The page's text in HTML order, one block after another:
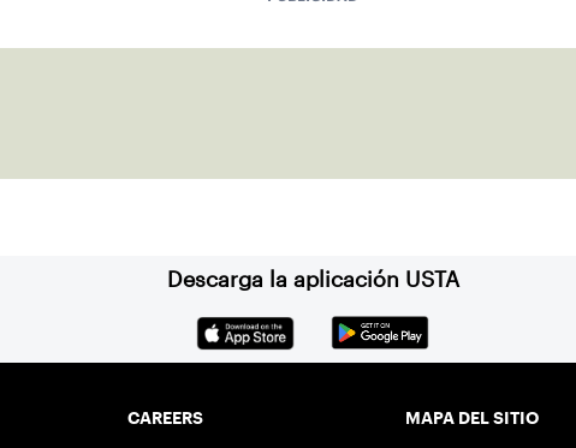
Descarga la aplicación USTA
CAREERS MAPA DEL SITIO